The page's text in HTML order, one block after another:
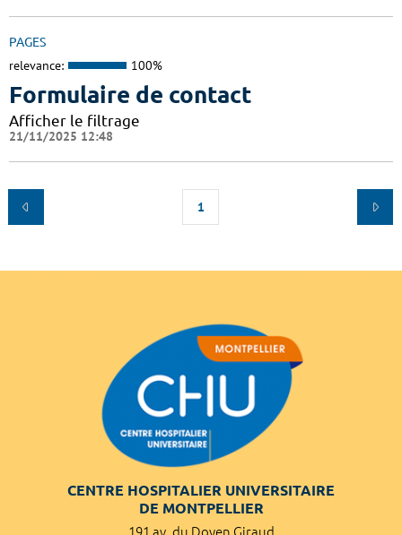
PAGES
relevance: 100%
Formulaire de contact
Afficher le filtrage
21/11/2025 12:48
1
CENTRE HOSPITALIER UNIVERSITAIRE
DE MONTPELLIER
191 av. du Doyen Giraud